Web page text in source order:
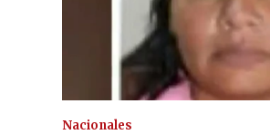
Nacionales